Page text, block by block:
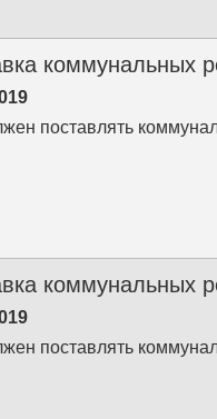
коммунальных
поставлять
коммунальных
поставлять